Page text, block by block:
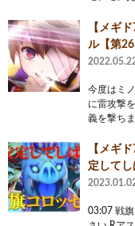
【メギ
ル【第26
今度はミ
に雷攻撃
義を撃ち
【メギ
定してし
03:07 戦